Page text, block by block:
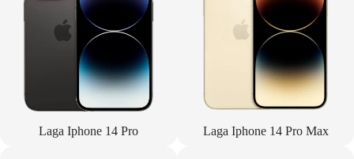
Laga Iphone 14 Pro Laga Iphone 14 Pro Max